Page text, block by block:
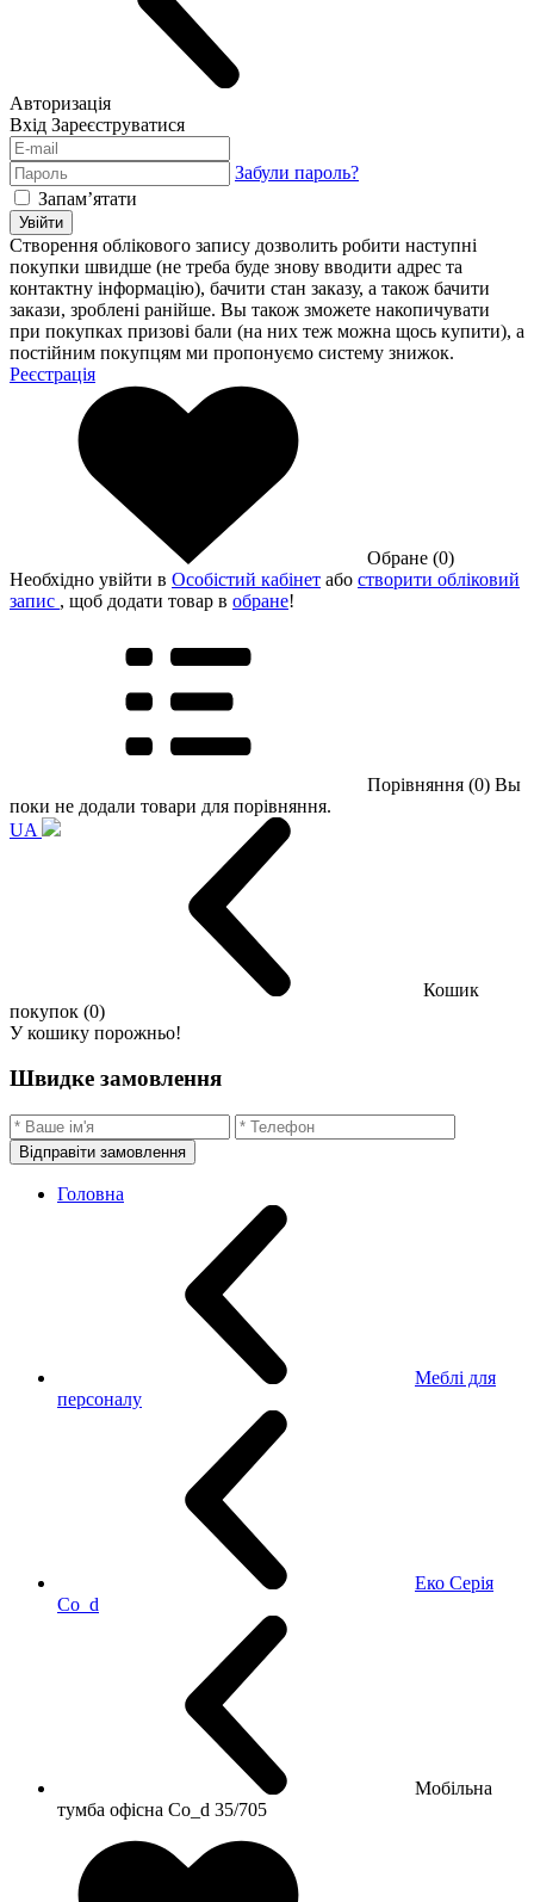
Авторизація
Вхід Зареєструватися
Забули пароль?
Запам’ятати
Увійти
Створення облікового запису дозволить робити наступні
покупки швидше (не треба буде знову вводити адрес та
контактну інформацію), бачити стан заказу, а також бачити
закази, зроблені ранійше. Вы також зможете накопичувати
при покупках призові бали (на них теж можна щось купити), а
постійним покупцям ми пропонуємо систему знижок.
Реєстрація
Обране (0)
Необхідно увійти в Особістий кабінет або створити обліковий
запис , щоб додати товар в обране!
Порівняння (0) Вы
поки не додали товари для порівняння.
UA
Кошик
покупок (0)
У кошику порожньо!
Швидке замовлення
Відправіти замовлення
Головна
Меблі для
персоналу
Еко Серія
Co_d
Мобільна
тумба офісна Co_d 35/705